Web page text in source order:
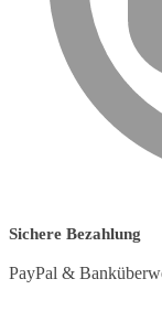
Sichere Bezahlung
PayPal &